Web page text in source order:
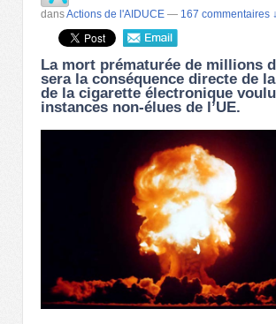
dansActions de l'AIDUCE — 167 commentaires ↓
La mort prématurée de millions
sera la conséquence directe de
de la cigarette électronique
instances non-élues de l’UE.